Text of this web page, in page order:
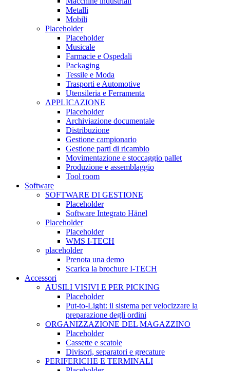
Metalli
Mobili
Placeholder
Placeholder
Musicale
Farmacie e Ospedali
Packaging
Tessile e Moda
Trasporti e Automotive
Utensileria e Ferramenta
APPLICAZIONE
Placeholder
Archiviazione documentale
Distribuzione
Gestione campionario
Gestione parti di ricambio
Movimentazione e stoccaggio pallet
Produzione e assemblaggio
Tool room
Software
SOFTWARE DI GESTIONE
Placeholder
Software Integrato Hänel
Placeholder
Placeholder
WMS I-TECH
placeholder
Prenota una demo
Scarica la brochure I-TECH
Accessori
AUSILI VISIVI E PER PICKING
Placeholder
Put-to-Light: il sistema per velocizzare la
preparazione degli ordini
ORGANIZZAZIONE DEL MAGAZZINO
Placeholder
Cassette e scatole
Divisori, separatori e grecature
PERIFERICHE E TERMINALI